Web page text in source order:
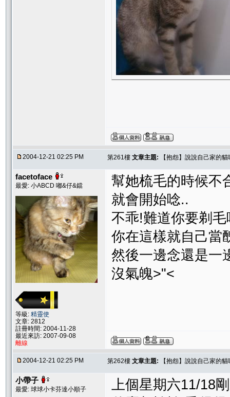
2004-12-21 02:25 PM 第261樓 文章主題: 【抱怨】說說自己家的
facetoface
最愛: 小ABCD 嘟&仔&鐺
等級: 精靈使
文章: 2812
註冊時間: 2004-11-28
最近來訪: 2007-09-08
離線
幫她梳毛的時候不
就會開始唸..
不乖!難道你要剃
你在這樣就自己當
然後一邊念還是一
沒氣魄>"<
2004-12-21 02:25 PM 第262樓 文章主題: 【抱怨】說說自己家的
小帶子
最愛: 球球小卡芬達小順子
上個星期六11/18